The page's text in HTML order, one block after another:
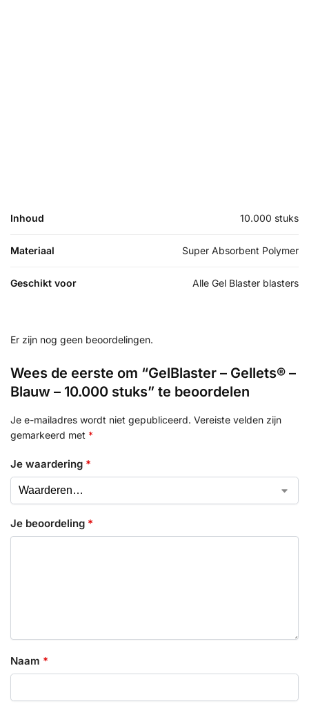
Inhoud 10.000 stuks
Materiaal Super Absorbent Polymer
Geschikt voor Alle Gel Blaster blasters
Er zijn nog geen beoordelingen.
Wees de eerste om “GelBlaster – Gellets® –
Blauw – 10.000 stuks” te beoordelen
Je e-mailadres wordt niet gepubliceerd. Vereiste velden zijn
gemarkeerd met *
Je waardering *
Je beoordeling *
Naam *